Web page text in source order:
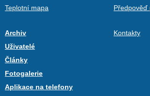
Teplotní mapa
Předpověď
Archiv
Uživatelé
Články
Fotogalerie
Aplikace na telefony
Kontakty